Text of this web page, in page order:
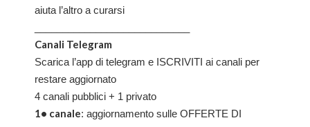
aiuta l’altro a curarsi
Canali Telegram
Scarica l’app di telegram e ISCRIVITI ai canali per
restare aggiornato
4 canali pubblici + 1 privato
1• canale: aggiornamento sulle OFFERTE DI